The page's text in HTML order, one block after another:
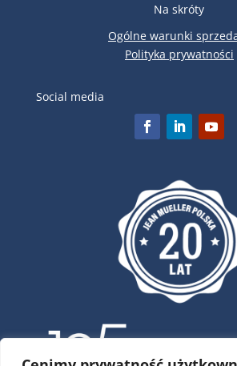
Na skróty
Ogólne warunki
Polityka prywatności
Social media